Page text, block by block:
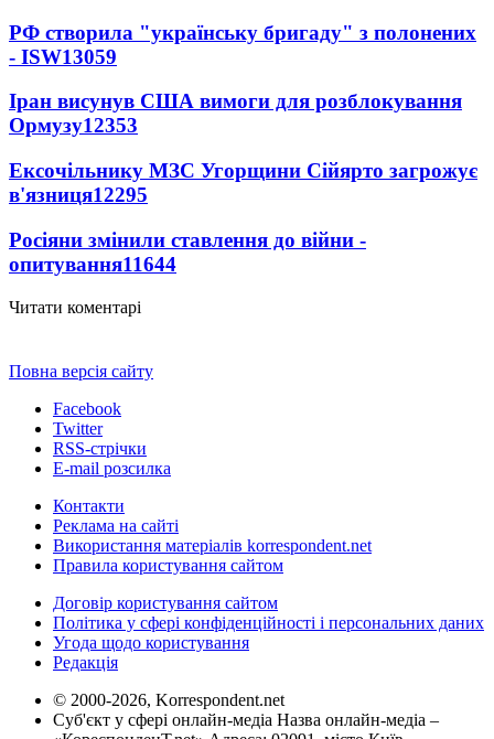
РФ створила "українську бригаду" з полонених
- ISW13059
Іран висунув США вимоги для розблокування
Ормузу12353
Ексочільнику МЗС Угорщини Сійярто загрожує
в'язниця12295
Росіяни змінили ставлення до війни -
опитування11644
Читати коментарі
Повна версія сайту
Facebook
Twitter
RSS-стрічки
E-mail розсилка
Контакти
Реклама на сайті
Використання матеріалів korrespondent.net
Правила користування сайтом
Договір користування сайтом
Політика у сфері конфіденційності і персональних даних
Угода щодо користування
Редакція
© 2000-2026, Korrespondent.net
Суб'єкт у сфері онлайн-медіа Назва онлайн-медіа –